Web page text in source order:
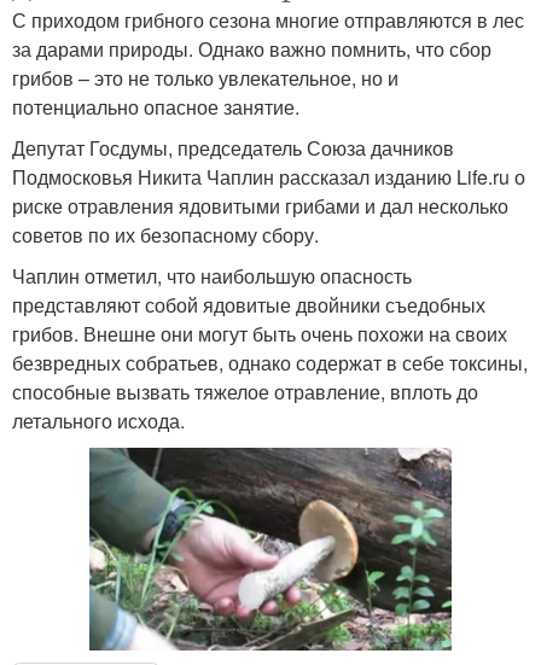
С приходом грибного сезона многие отправляются в лес
за дарами природы. Однако важно помнить, что сбор
грибов – это не только увлекательное, но и
потенциально опасное занятие.
Депутат Госдумы, председатель Союза дачников
Подмосковья Никита Чаплин рассказал изданию Life.ru о
риске отравления ядовитыми грибами и дал несколько
советов по их безопасному сбору.
Чаплин отметил, что наибольшую опасность
представляют собой ядовитые двойники съедобных
грибов. Внешне они могут быть очень похожи на своих
безвредных собратьев, однако содержат в себе токсины,
способные вызвать тяжелое отравление, вплоть до
летального исхода.